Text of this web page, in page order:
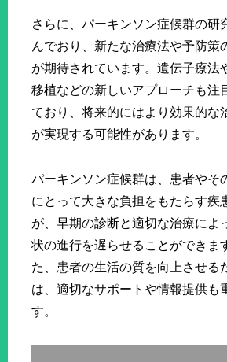
さらに、パーキンソン症候群の研
んでおり、新たな治療法や予防策
が期待されています。遺伝子療法
移植などの新しいアプローチも注
ており、将来的にはより効果的な
が実現する可能性があります。
パーキンソン症候群は、患者やそ
にとって大きな負担をもたらす疾
が、早期の診断と適切な治療によ
状の進行を遅らせることができま
た、患者の生活の質を向上させる
は、適切なサポートや情報提供も
す。